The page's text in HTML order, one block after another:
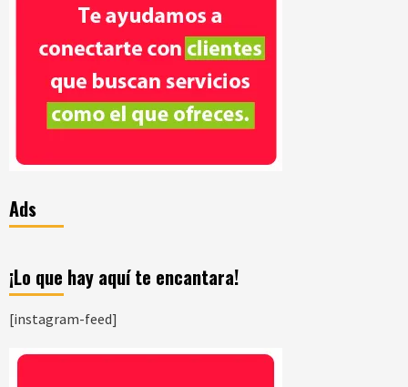
Ads
¡Lo que hay aquí te encantara!
[instagram-feed]